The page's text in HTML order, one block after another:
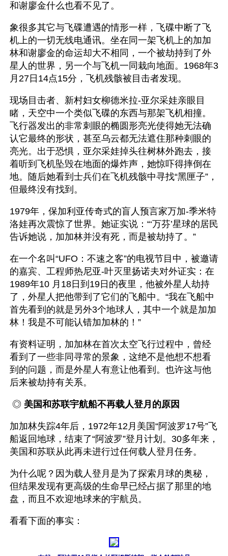
和谢廖金什么也看不见了。
象很多其它与飞碟遭遇的情形一样，飞碟中断了飞
机上的一切无线电通讯。坐在同一架飞机上的加加
林和谢廖金的命运却大不相同，一个被劫持到了外
星人的世界，另一个与飞机一同栽向地面。1968年3
月27日14点15分，飞机残骸被目击者发现。
现场目击者、新村妇女柳德米拉-亚尔采娃亲眼目
睹，天空中一个类似飞碟的东西与那架飞机相撞。
飞行器发出的非常刺眼的椭圆形亮光使得她无法确
认它最终的形状，甚至乌云都无法遮住那种刺眼的
亮光。出于恐惧，亚尔采娃掉头往树林外跑去，接
着听到飞机坠毁在地面的爆炸声，她惊吓得摔倒在
地。随后她看到士兵们在飞机残骸中寻找“黑匣子”，
但最终没有找到。
1979年，保加利亚传奇式的盲人预言家万加-季米特
洛娃再次震惊了世界。她证实说：“‘万芬’星球的居民
告诉她说，加加林并没有死，而是被劫持了。”
在一个名叫“UFO：不速之客”的电视节目中，被邀请
的嘉宾、工程师热尼亚-叶灭里扬诺夫对外证实：在
1989年10 月18日到19日的夜里，他被外星人劫持
了，外星人把他带到了它们的飞船中。“我在飞船中
首先看到的就是另外3个地球人，其中一个就是加加
林！我是不可能认错加加林的！”
有资料证明，加加林在首次太空飞行过程中，曾经
看到了一些非同寻常的景象，这绝不是他想不想看
到的问题，而是外星人有意让他看到。也许这与他
后来被劫持有关系。
◎ 美国和苏联宇航船不再载人登月的原因
加加林失踪4年后，1972年12月美国“阿波罗17号”飞
船返回地球，结束了“阿波罗”登月计划。30多年来，
美国和苏联从此再未进行过任何载人登月任务。
为什么呢？因为载人登月是为了探索月球的奥秘，
但结果发现有更高级的生命早已经占据了那里的地
盘，而且不欢迎地球来的宇航员。
看看下面的事实：